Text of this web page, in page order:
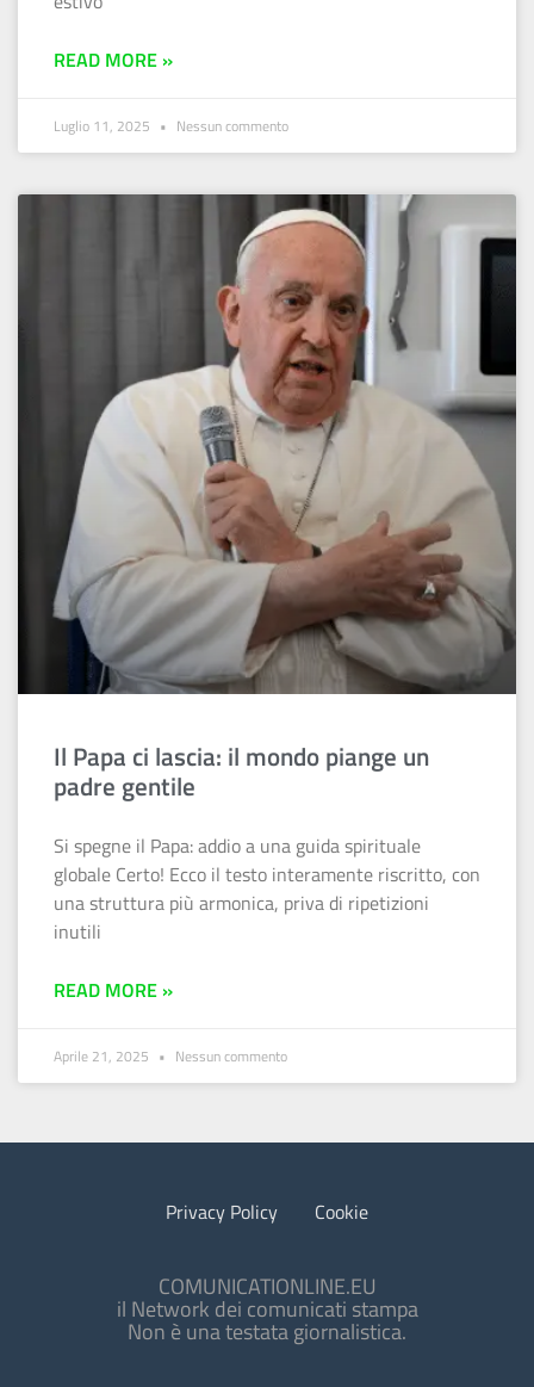
READ MORE »
Luglio 11, 2025 Nessun commento
Il Papa ci lascia: il mondo piange un
padre gentile
Si spegne il Papa: addio a una guida spirituale
globale Certo! Ecco il testo interamente riscritto, con
una struttura più armonica, priva di ripetizioni
inutili
READ MORE »
Aprile 21, 2025 Nessun commento
Privacy Policy Cookie
COMUNICATIONLINE.EU
il Network dei comunicati stampa
Non è una testata giornalistica.